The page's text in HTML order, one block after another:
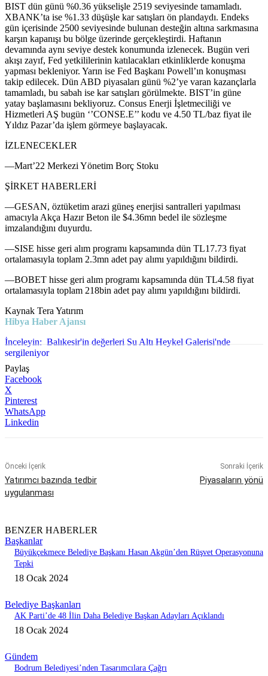
BIST dün günü %0.36 yükselişle 2519 seviyesinde tamamladı.
XBANK’ta ise %1.33 düşüşle kar satışları ön plandaydı. Endeks
gün içerisinde 2500 seviyesinde bulunan desteğin altına sarkmasına
karşın kapanışı bu bölge üzerinde gerçekleştirdi. Haftanın
devamında aynı seviye destek konumunda izlenecek. Bugün veri
akışı zayıf, Fed yetkililerinin katılacakları etkinliklerde konuşma
yapması bekleniyor. Yarın ise Fed Başkanı Powell’ın konuşması
takip edilecek. Dün ABD piyasaları günü %2’ye varan kazançlarla
tamamladı, bu sabah ise kar satışları görülmekte. BIST’in güne
yatay başlamasını bekliyoruz. Consus Enerji İşletmeciliği ve
Hizmetleri AŞ bugün ‘’CONSE.E’’ kodu ve 4.50 TL/baz fiyat ile
Yıldız Pazar’da işlem görmeye başlayacak.
İZLENECEKLER
—Mart’22 Merkezi Yönetim Borç Stoku
ŞİRKET HABERLERİ
—GESAN, öztüketim arazi güneş enerjisi santralleri yapılması
amacıyla Akça Hazır Beton ile $4.36mn bedel ile sözleşme
imzalandığını duyurdu.
—SISE hisse geri alım programı kapsamında dün TL17.73 fiyat
ortalamasıyla toplam 2.3mn adet pay alımı yapıldığını bildirdi.
—BOBET hisse geri alım programı kapsamında dün TL4.58 fiyat
ortalamasıyla toplam 218bin adet pay alımı yapıldığını bildirdi.
Kaynak Tera Yatırım
Hibya Haber Ajansı
İnceleyin: Balıkesir'in değerleri Su Altı Heykel Galerisi'nde
sergileniyor
Paylaş
Facebook
X
Pinterest
WhatsApp
Linkedin
Önceki İçerik
Yatırımcı bazında tedbir
uygulanması
Sonraki İçerik
Piyasaların yönü
BENZER HABERLER
Başkanlar
Büyükçekmece Belediye Başkanı Hasan Akgün’den Rüşvet Operasyonuna
Tepki
18 Ocak 2024
Belediye Başkanları
AK Parti’de 48 İlin Daha Belediye Başkan Adayları Açıklandı
18 Ocak 2024
Gündem
Bodrum Belediyesi’nden Tasarımcılara Çağrı